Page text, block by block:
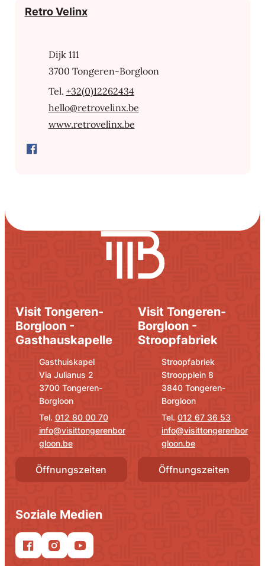
Retro Velinx
AdresseDijk 111
,3700 Tongeren-Borgloon
+32(0)12262434
E-Mailhello@retrovelinx.be
Webseitewww.retrovelinx.be
Facebook
Visit Tongeren-
Borgloon -
Gasthauskapelle
AdresseGasthuiskapel
Via Julianus 2
,3700 Tongeren-
Borgloon
012 80 00 70
E-Mail
info@visittongerenbor
gloon.be
Öffnungszeiten
Visit Tongeren-
Borgloon -
Stroopfabriek
AdresseStroopfabriek
Stroopplein 8
,3840 Tongeren-
Borgloon
012 67 36 53
E-Mail
info@visittongerenbor
gloon.be
Öffnungszeiten
Soziale Medien
FacebookInstagramYouTube